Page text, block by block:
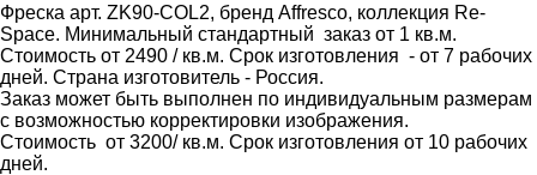
Фреска арт. ZK90-COL2, бренд Affresco, коллекция Re-
Space. Минимальный стандартный заказ от 1 кв.м.
Стоимость от 2490 / кв.м. Срок изготовления - от 7 рабочих
дней. Страна изготовитель - Россия.
Заказ может быть выполнен по индивидуальным размерам
с возможностью корректировки изображения.
Стоимость от 3200/ кв.м. Срок изготовления от 10 рабочих
дней.